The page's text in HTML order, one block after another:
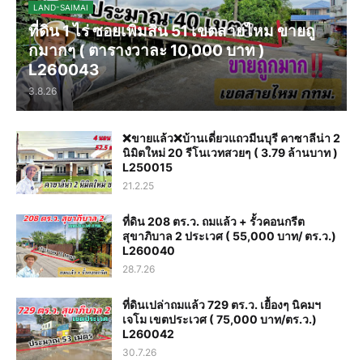
LAND-SAIMAI
ที่ดิน 1 ไร่ ซอยเพิ่มสิน 51 เขตสายไหม ขายถู
กมากๆ ( ตารางวาละ 10,000 บาท )
L260043
3.8.26
❌️ขายแล้ว❌️บ้านเดี่ยวแถวมีนบุรี คาซาลีน่า 2
นิมิตใหม่ 20 รีโนเวทสวยๆ ( 3.79 ล้านบาท )
L250015
21.2.25
ที่ดิน 208 ตร.ว. ถมแล้ว + รั้วคอนกรีต
สุขาภิบาล 2 ประเวศ ( 55,000 บาท/ ตร.ว.)
L260040
28.7.26
ที่ดินเปล่าถมแล้ว 729 ตร.ว. เยื้องๆ นิคมฯ
เจโม เขตประเวศ ( 75,000 บาท/ตร.ว.)
L260042
30.7.26